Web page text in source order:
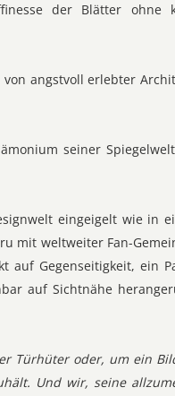
der Blätter ohne
angstvoll erlebter
seiner
eingeigelt wie in
mit weltweiter Fan-
Gegenseitigkeit, ein
auf Sichtnähe
Türhüter oder, um ein
Und wir, seine